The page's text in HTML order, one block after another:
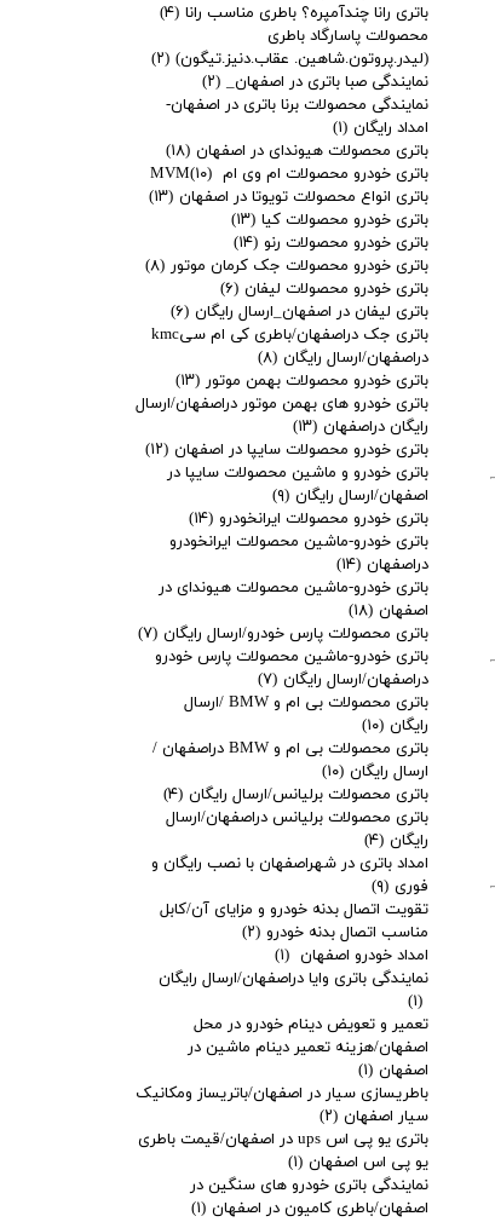
باتری رانا چندآمپره؟ باطری مناسب رانا (۴)
محصولات پاسارگاد باطری
(لیدر.پروتون.شاهین. عقاب.دنیز.تیگون) (۲)
نمایندگی صبا باتری در اصفهان_ (۲)
نمایندگی محصولات برنا باتری در اصفهان-
امداد رایگان (۱)
باتری محصولات هیوندای در اصفهان (۱۸)
باتری خودرو محصولات ام وی ام MVM (۱۰)
باتری انواع محصولات تویوتا در اصفهان (۱۳)
باتری خودرو محصولات کیا (۱۳)
باتری خودرو محصولات رنو (۱۴)
باتری خودرو محصولات جک کرمان موتور (۸)
باتری خودرو محصولات لیفان (۶)
باتری لیفان در اصفهان_ارسال رایگان (۶)
باتری جک دراصفهان/باطری کی ام سیkmc
دراصفهان/ارسال رایگان (۸)
باتری خودرو محصولات بهمن موتور (۱۳)
باتری خودرو های بهمن موتور دراصفهان/ارسال
رایگان دراصفهان (۱۳)
باتری خودرو محصولات سایپا در اصفهان (۱۲)
باتری خودرو و ماشین محصولات سایپا در
اصفهان/ارسال رایگان (۹)
باتری خودرو محصولات ایرانخودرو (۱۴)
باتری خودرو-ماشین محصولات ایرانخودرو
دراصفهان (۱۴)
باتری خودرو-ماشین محصولات هیوندای در
اصفهان (۱۸)
باتری محصولات پارس خودرو/ارسال رایگان (۷)
باتری خودرو-ماشین محصولات پارس خودرو
دراصفهان/ارسال رایگان (۷)
باتری محصولات بی ام و BMW /ارسال
رایگان (۱۰)
باتری محصولات بی ام و BMW دراصفهان /
ارسال رایگان (۱۰)
باتری محصولات برلیانس/ارسال رایگان (۴)
باتری محصولات برلیانس دراصفهان/ارسال
رایگان (۴)
امداد باتری در شهراصفهان با نصب رایگان و
فوری (۹)
تقویت اتصال بدنه خودرو و مزایای آن/کابل
مناسب اتصال بدنه خودرو (۲)
امداد خودرو اصفهان (۱)
نمایندگی باتری وایا دراصفهان/ارسال رایگان
(۱)
تعمیر و تعویض دینام خودرو در محل
اصفهان/هزینه تعمیر دینام ماشین در
اصفهان (۱)
باطریسازی سیار در اصفهان/باتریساز ومکانیک
سیار اصفهان (۲)
باتری یو پی اس ups در اصفهان/قیمت باطری
یو پی اس اصفهان (۱)
نمایندگی باتری خودرو های سنگین در
اصفهان/باطری کامیون در اصفهان (۱)